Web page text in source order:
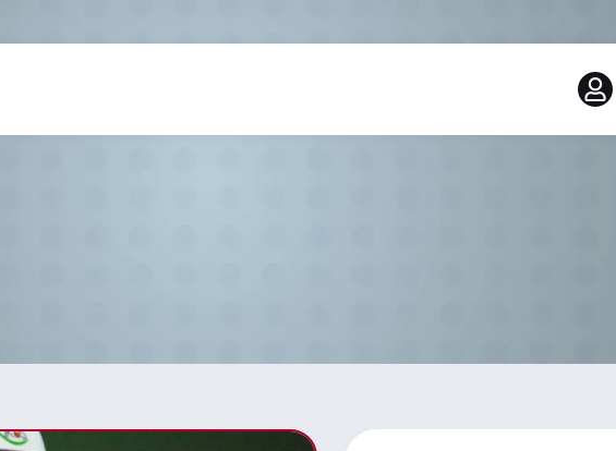
CYL DE PALETA CUERO